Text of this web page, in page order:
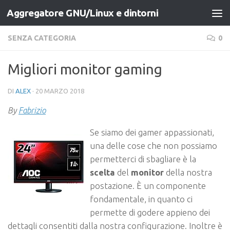
Salta al contenuto
Aggregatore GNU/Linux e dintorni
SENZA CATEGORIA 0
Migliori monitor gaming
DI ALEX · 20 MARZO 2018
ByFabrizio
Se siamo dei gamer appassionati,
una delle cose che non possiamo
permetterci di sbagliare è la
scelta del monitor della nostra
postazione. È un componente
fondamentale, in quanto ci
permette di godere appieno dei
dettagli consentiti dalla nostra configurazione. Inoltre è